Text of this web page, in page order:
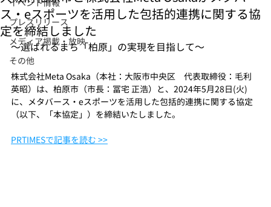
イベント情報
プレスリリース
メディア掲載・放映
その他
ス・eスポーツを活用した包括的連携に関する協
定を締結しました
～選ばれるまち「柏原」の実現を目指して～
株式会社Meta Osaka（本社：大阪市中央区　代表取締役：毛利
英昭）は、柏原市（市長：冨宅 正浩）と、2024年5月28日(火)
に、メタバース・eスポーツを活用した包括的連携に関する協定
（以下、「本協定」）を締結いたしました。
PRTIMESで記事を読む >>